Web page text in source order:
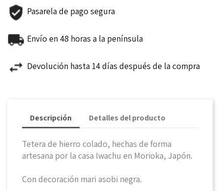
Pasarela de pago segura
Envío en 48 horas a la península
Devolución hasta 14 días después de la compra
Descripción Detalles del producto
Tetera de hierro colado, hechas de forma
artesana por la casa Iwachu en Morioka, Japón.
Con decoración mari asobi negra.